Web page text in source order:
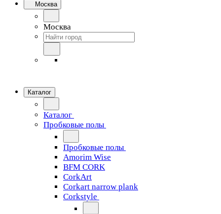
Москва
Москва
Каталог
Каталог
Пробковые полы
Пробковые полы
Amorim Wise
BFM CORK
CorkArt
Corkart narrow plank
Corkstyle